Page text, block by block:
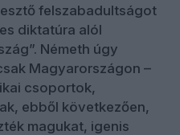
felszabadultságot
diktatúra alól
Németh úgy
Magyarországon –
csoportok,
ebből következően,
magukat, igenis